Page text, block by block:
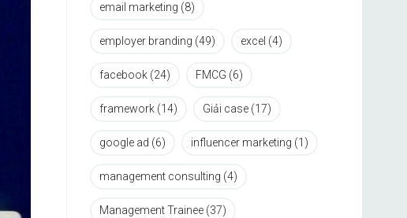
email marketing (8)
employer branding (49) excel (4)
facebook (24) FMCG (6)
framework (14) Giải case (17)
google ad (6) influencer marketing (1)
management consulting (4)
Management Trainee (37)